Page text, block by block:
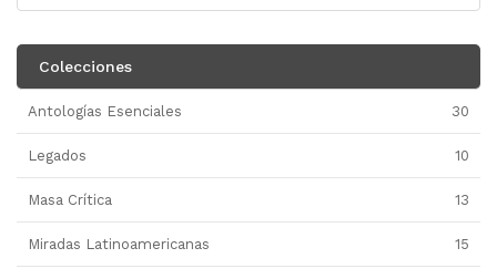
Colecciones
Antologías Esenciales 30
Legados 10
Masa Crítica 13
Miradas Latinoamericanas 15